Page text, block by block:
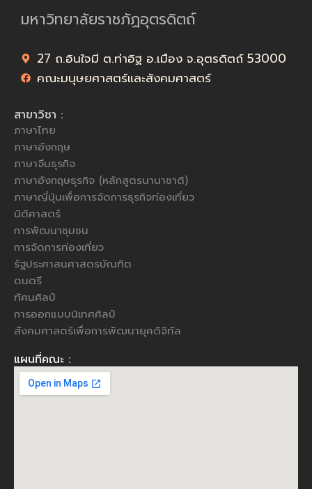
มหาวิทยาลัยราชภัฏอุตรดิตถ์
27 ถ.อินใจมี ต.ท่าอิฐ อ.เมือง จ.อุตรดิตถ์ 53000
คณะมนุษยศาสตร์และสังคมศาสตร์
สาขาวิชา :
ภาษาไทย
ภาษาอังกฤษ
ภาษาจีนธุรกิจ
ภาษาอังกฤษธุรกิจ (หลักสูตรนานาชาติ)
ภาษาญี่ปุ่นเพื่อการจัดการธุรกิจท่องเที่ยว
นิติศาสตร์
การพัฒนาชุมชน
การจัดการท่องเที่ยว
รัฐประศาสนศาสตรบัณฑิต
ดนตรี
ทัศนศิลป์
การออกแบบนิเทศศิลป์
สังคมศาสตร์เพื่อการพัฒนายุคดิจิทัล
แผนที่คณะ :